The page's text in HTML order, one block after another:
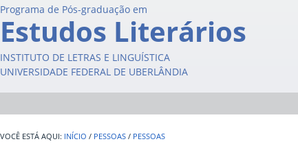
Programa de Pós-graduação em
Estudos Literários
INSTITUTO DE LETRAS E LINGUÍSTICA
UNIVERSIDADE FEDERAL DE UBERLÂNDIA
INÍCIO / PESSOAS / PESSOAS